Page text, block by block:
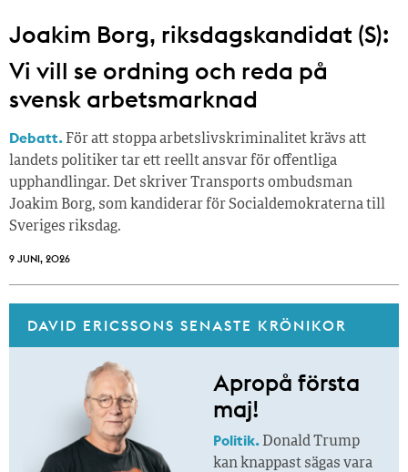
Joakim Borg, riksdagskandidat (S):
Vi vill se ordning och reda på
svensk arbetsmarknad
Debatt. För att stoppa arbetslivskriminalitet krävs att
landets politiker tar ett reellt ansvar för offentliga
upphandlingar. Det skriver Transports ombudsman
Joakim Borg, som kandiderar för Socialdemokraterna till
Sveriges riksdag.
9 JUNI, 2026
DAVID ERICSSONS SENASTE KRÖNIKOR
Apropå första
maj!
Politik. Donald Trump
kan knappast sägas vara